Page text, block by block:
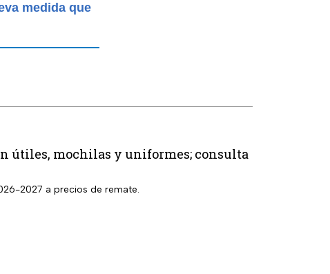
medida que
útiles, mochilas y uniformes; consulta
2027 a precios de remate.